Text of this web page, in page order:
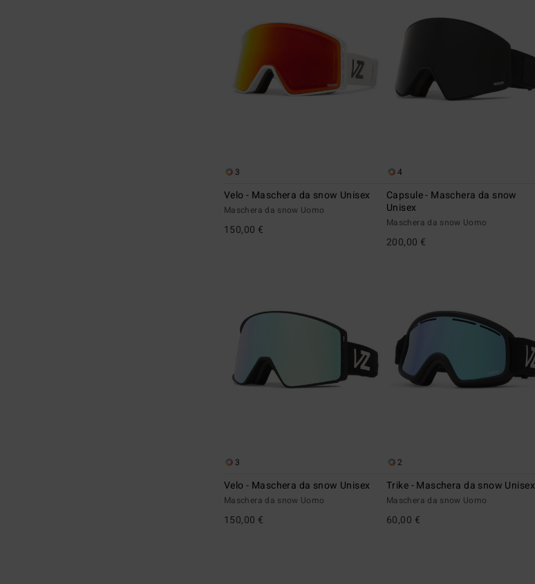
3
Velo - Maschera da snow Unisex
Maschera da snow Uomo
150,00 €
4
Capsule - Maschera da snow
Unisex
Maschera da snow Uomo
200,00 €
3
Velo - Maschera da snow Unisex
Maschera da snow Uomo
150,00 €
2
Trike - Maschera da snow Unisex
Maschera da snow Uomo
60,00 €